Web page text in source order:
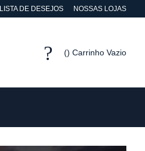
LISTA DE DESEJOS NOSSAS LOJAS
Carrinho Vazio